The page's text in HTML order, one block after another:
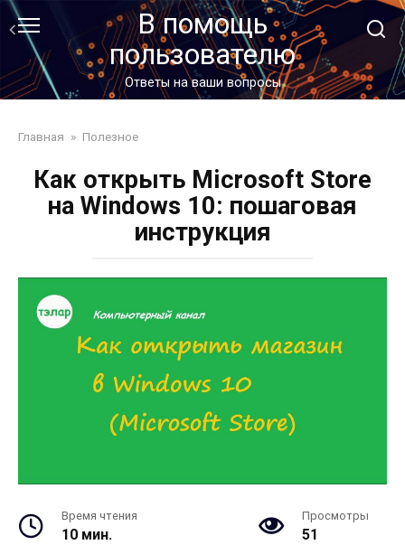
Перейти
контенту
В помощь
пользователю
Ответы на ваши вопросы
Главная » Полезное
Как открыть Microsoft Store
на Windows 10: пошаговая
инструкция
Время чтения
10 мин.
Просмотры
51